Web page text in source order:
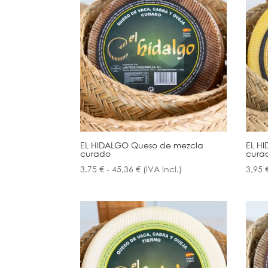
EL HIDALGO Queso de mezcla
curado
3,75€ - 45,36€Rango
desde
3,75 €
hasta
45,36 €
(IVA incl.)
EL
3,95